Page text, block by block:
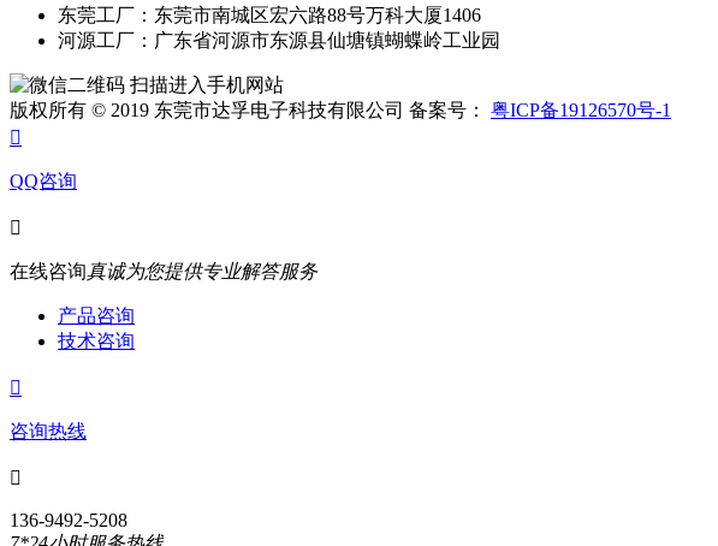
东莞工厂：东莞市南城区宏六路88号万科大厦1406
河源工厂：广东省河源市东源县仙塘镇蝴蝶岭工业园
扫描进入手机网站
版权所有 © 2019 东莞市达孚电子科技有限公司 备案号： 粤ICP备19126570号-1

QQ咨询

在线咨询真诚为您提供专业解答服务
产品咨询
技术咨询

咨询热线

136-9492-5208